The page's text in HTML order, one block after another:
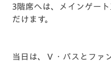
3階席へは、メインゲー
だけます。
当日は、Ｖ・パスとファ